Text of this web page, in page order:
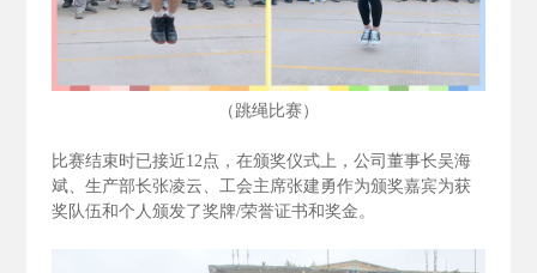
（跳绳比赛）
比赛结束时已接近12点，在颁奖仪式上，公司董事长吴海
斌、生产部长张凌云、工会主席张建勇作为颁奖嘉宾为获
奖队伍和个人颁发了奖牌/荣誉证书和奖金。